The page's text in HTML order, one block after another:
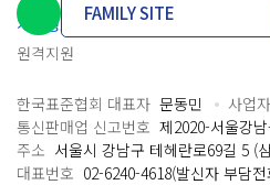
개인정보처리방침 이용약관 담
원격지원
FAMILY SITE
한국표준협회 대표자 문동민 사업
통신판매업 신고번호 제2020-서울강
주소 서울시 강남구 테헤란로69길 5 (
대표번호 02-6240-4618(발신자 부담전